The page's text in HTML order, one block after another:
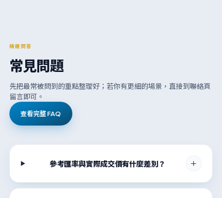
精選問答
常見問題
先把最常被問到的重點整理好；若你有更細的場景，直接到聯絡頁
留言即可。
查看完整 FAQ
參考匯率與實際成交價有什麼差別？